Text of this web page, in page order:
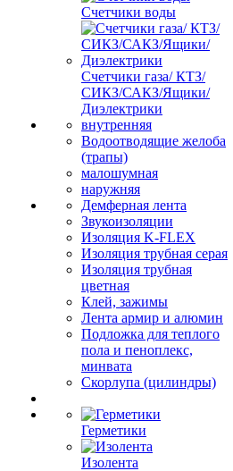
Счетчики воды
Счетчики газа/ КТЗ/
СИКЗ/САКЗ/Ящики/
Диэлектрики
внутренняя
Водоотводящие желоба
(трапы)
малошумная
наружняя
Демферная лента
Звукоизоляции
Изоляция K-FLEX
Изоляция трубная серая
Изоляция трубная
цветная
Клей, зажимы
Лента армир и алюмин
Подложка для теплого
пола и пеноплекс,
минвата
Скорлупа (цилиндры)
Герметики
Изолента